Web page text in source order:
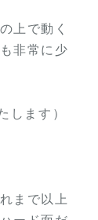
上で動く
非常に少
します）
まで以上